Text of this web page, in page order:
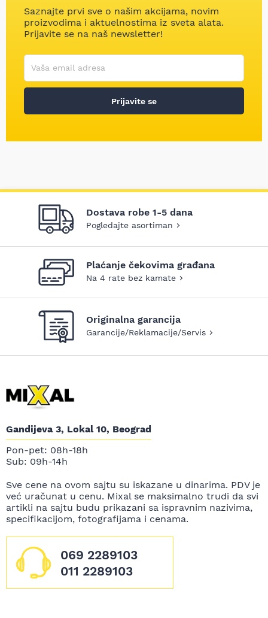
Saznajte prvi sve o našim akcijama, novim
proizvodima i aktuelnostima iz sveta alata.
Prijavite se na naš newsletter!
Korisničko ime
Vaša email adresa
Prijavite se
Dostava robe 1-5 dana
Pogledajte asortiman
Plaćanje čekovima građana
Na 4 rate bez kamate
Originalna garancija
Garancije/Reklamacije/Servis
Gandijeva 3, Lokal 10, Beograd
Pon-pet: 08h-18h
Sub: 09h-14h
Sve cene na ovom sajtu su iskazane u dinarima. PDV je
već uračunat u cenu. Mixal se maksimalno trudi da svi
artikli na sajtu budu prikazani sa ispravnim nazivima,
specifikacijom, fotografijama i cenama.
069 2289103
011 2289103